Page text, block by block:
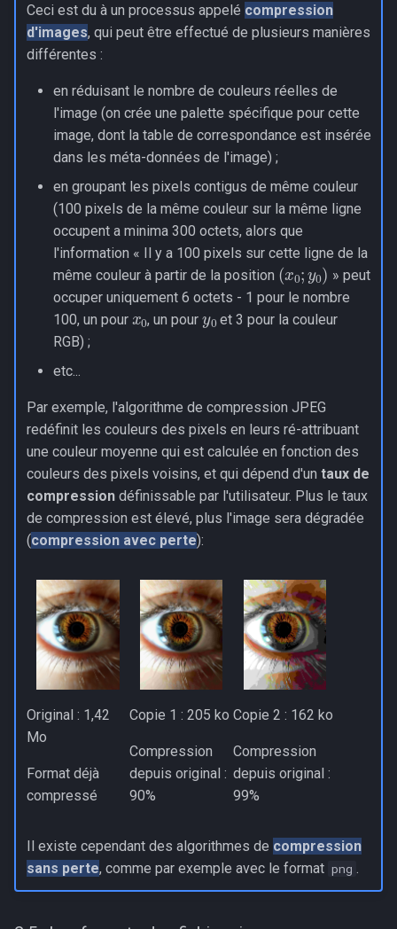
Ceci est du à un processus appelé compression
d'images, qui peut être effectué de plusieurs manières
différentes :
en réduisant le nombre de couleurs réelles de
l'image (on crée une palette spécifique pour cette
image, dont la table de correspondance est insérée
dans les méta-données de l'image) ;
en groupant les pixels contigus de même couleur
(100 pixels de la même couleur sur la même ligne
occupent a minima 300 octets, alors que
l'information « Il y a 100 pixels sur cette ligne de la
même couleur à partir de la position
(x0;y0)
» peut
occuper uniquement 6 octets - 1 pour le nombre
100, un pour
x0
, un pour
y0
et 3 pour la couleur
RGB) ;
etc...
Par exemple, l'algorithme de compression JPEG
redéfinit les couleurs des pixels en leurs ré-attribuant
une couleur moyenne qui est calculée en fonction des
couleurs des pixels voisins, et qui dépend d'un taux de
compressiondéfinissable par l'utilisateur. Plus le taux
de compression est élevé, plus l'image sera dégradée
(compression avec perte):
Original : 1,42
Mo
Format déjà
compressé
Copie 1 : 205 ko
Compression
depuis original :
90%
Copie 2 : 162 ko
Compression
depuis original :
99%
Il existe cependant des algorithmes de compression
sans perte, comme par exemple avec le format png .